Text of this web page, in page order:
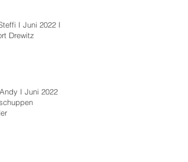
I Juni 2022 I
Drewitz
I Juni 2022 I